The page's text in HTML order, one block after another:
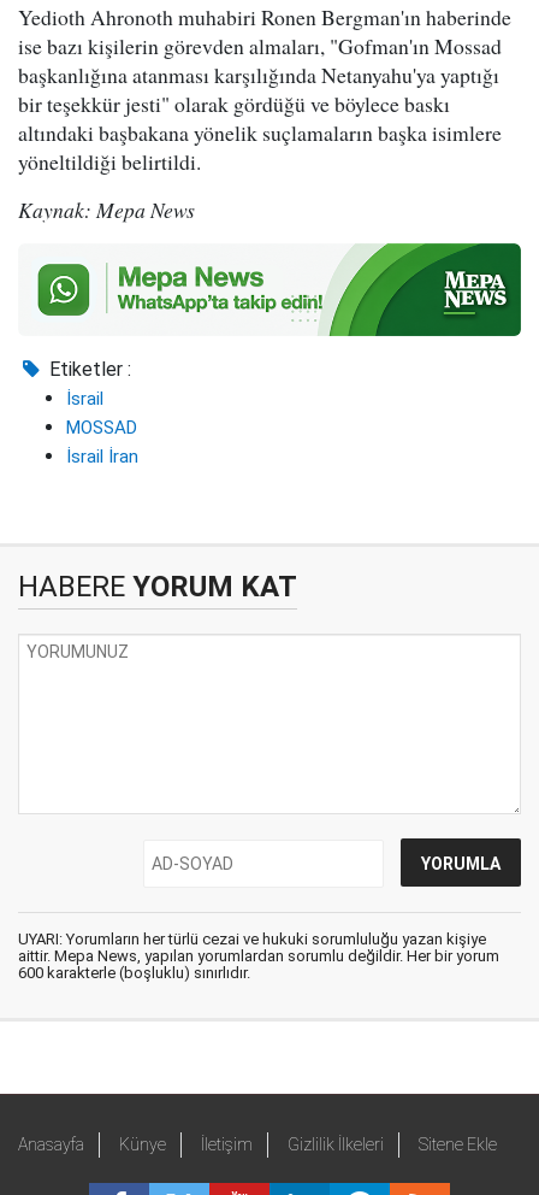
Yedioth Ahronoth muhabiri Ronen Bergman'ın haberinde
ise bazı kişilerin görevden almaları, "Gofman'ın Mossad
başkanlığına atanması karşılığında Netanyahu'ya yaptığı
bir teşekkür jesti" olarak gördüğü ve böylece baskı
altındaki başbakana yönelik suçlamaların başka isimlere
yöneltildiği belirtildi.
Kaynak: Mepa News
Etiketler :
İsrail
MOSSAD
İsrail İran
HABERE YORUM KAT
UYARI: Yorumların her türlü cezai ve hukuki sorumluluğu yazan kişiye
aittir. Mepa News, yapılan yorumlardan sorumlu değildir. Her bir yorum
600 karakterle (boşluklu) sınırlıdır.
Anasayfa Künye İletişim Gizlilik İlkeleri Sitene Ekle